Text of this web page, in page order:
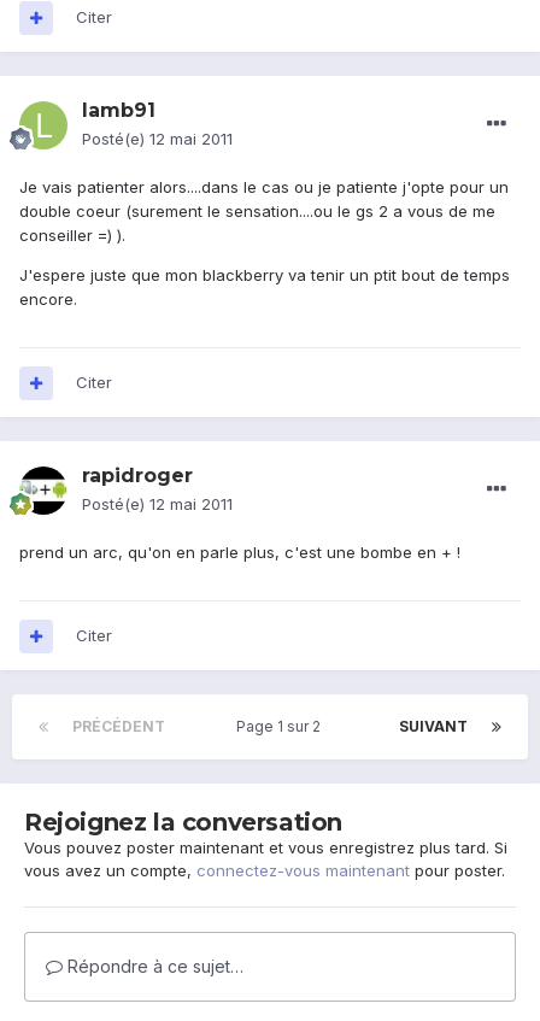
Citer
lamb91
Posté(e) 12 mai 2011
Je vais patienter alors....dans le cas ou je patiente j'opte pour un
double coeur (surement le sensation....ou le gs 2 a vous de me
conseiller =) ).
J'espere juste que mon blackberry va tenir un ptit bout de temps
encore.
Citer
rapidroger
Posté(e) 12 mai 2011
prend un arc, qu'on en parle plus, c'est une bombe en + !
Citer
PRÉCÉDENT SUIVANT
Page 1 sur 2
Rejoignez la conversation
Vous pouvez poster maintenant et vous enregistrez plus tard. Si
vous avez un compte, connectez-vous maintenant pour poster.
Répondre à ce sujet…